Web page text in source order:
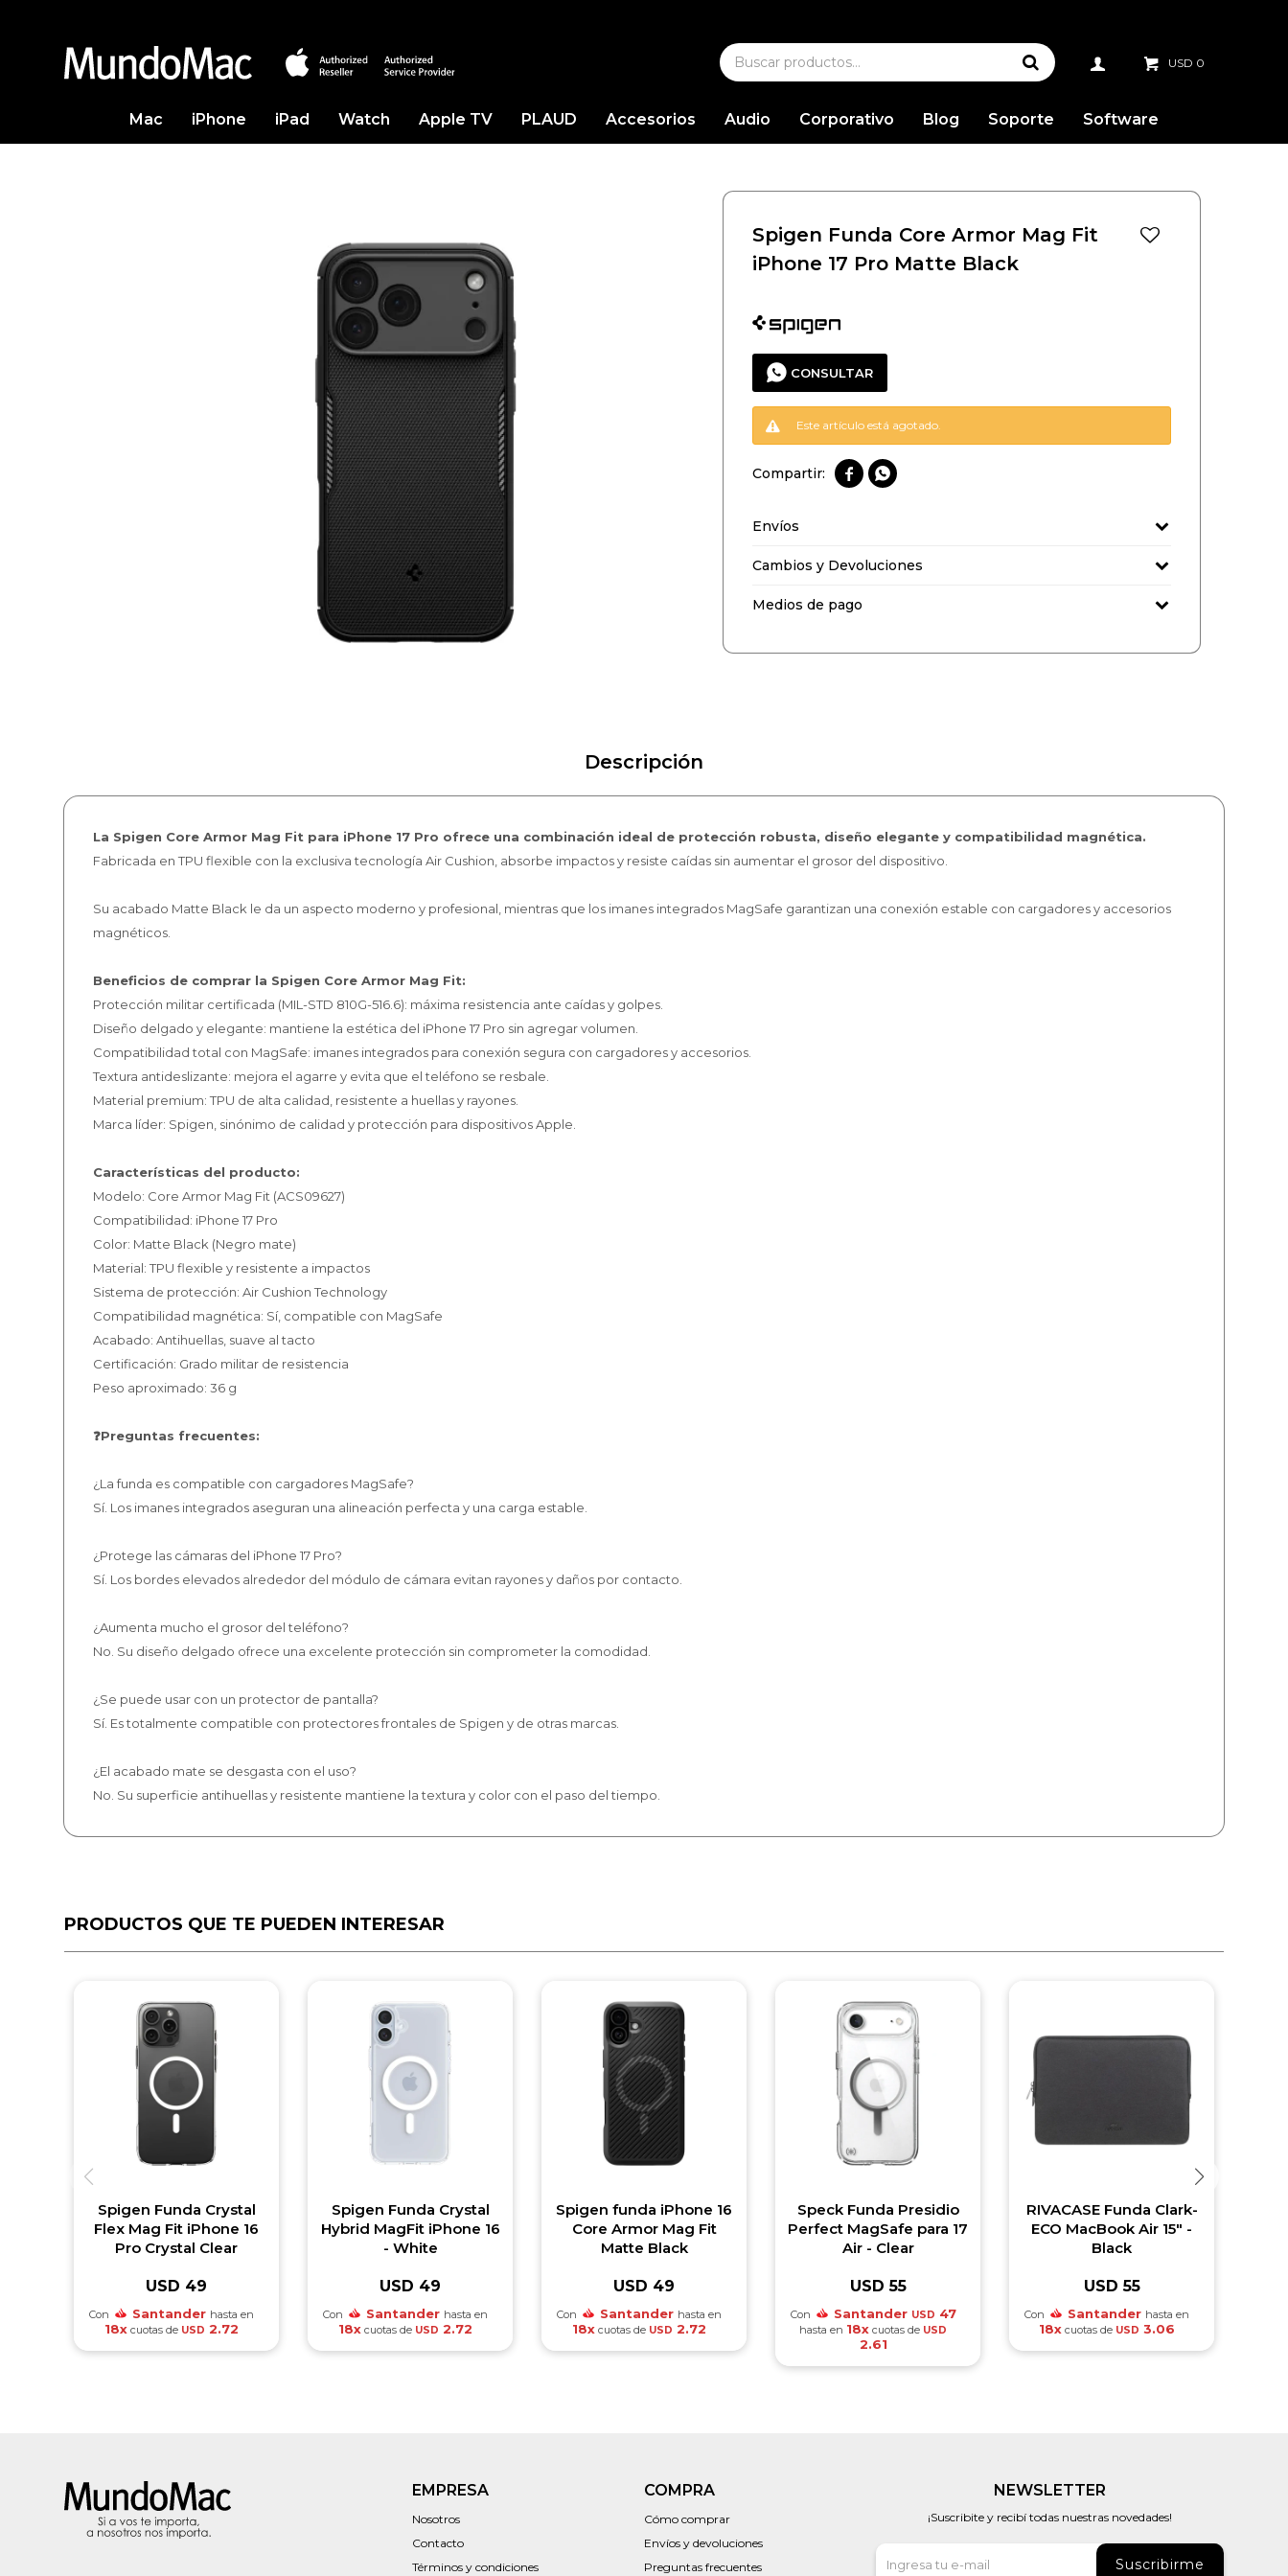
Mac iPhone iPad Watch Apple TV PLAUD Accesorios Audio Corporativo Blog Soporte Software
USD 0
Spigen Funda Core Armor Mag Fit
iPhone 17 Pro Matte Black
CONSULTAR
Este artículo está agotado.
 
Envíos
Cambios y Devoluciones
Medios de pago
Descripción
La Spigen Core Armor Mag Fit para iPhone 17 Pro ofrece una combinación ideal de protección robusta, diseño elegante y compatibilidad magnética.
Fabricada en TPU flexible con la exclusiva tecnología Air Cushion, absorbe impactos y resiste caídas sin aumentar el grosor del dispositivo.
Su acabado Matte Black le da un aspecto moderno y profesional, mientras que los imanes integrados MagSafe garantizan una conexión estable con cargadores y accesorios
magnéticos.
Beneficios de comprar la Spigen Core Armor Mag Fit:
Protección militar certificada (MIL-STD 810G-516.6): máxima resistencia ante caídas y golpes.
Diseño delgado y elegante: mantiene la estética del iPhone 17 Pro sin agregar volumen.
Compatibilidad total con MagSafe: imanes integrados para conexión segura con cargadores y accesorios.
Textura antideslizante: mejora el agarre y evita que el teléfono se resbale.
Material premium: TPU de alta calidad, resistente a huellas y rayones.
Marca líder: Spigen, sinónimo de calidad y protección para dispositivos Apple.
Características del producto:
Modelo: Core Armor Mag Fit (ACS09627)
Compatibilidad: iPhone 17 Pro
Color: Matte Black (Negro mate)
Material: TPU flexible y resistente a impactos
Sistema de protección: Air Cushion Technology
Compatibilidad magnética: Sí, compatible con MagSafe
Acabado: Antihuellas, suave al tacto
Certificación: Grado militar de resistencia
Peso aproximado: 36 g
❓Preguntas frecuentes:
¿La funda es compatible con cargadores MagSafe?
Sí. Los imanes integrados aseguran una alineación perfecta y una carga estable.
¿Protege las cámaras del iPhone 17 Pro?
Sí. Los bordes elevados alrededor del módulo de cámara evitan rayones y daños por contacto.
¿Aumenta mucho el grosor del teléfono?
No. Su diseño delgado ofrece una excelente protección sin comprometer la comodidad.
¿Se puede usar con un protector de pantalla?
Sí. Es totalmente compatible con protectores frontales de Spigen y de otras marcas.
¿El acabado mate se desgasta con el uso?
No. Su superficie antihuellas y resistente mantiene la textura y color con el paso del tiempo.
PRODUCTOS QUE TE PUEDEN INTERESAR
Spigen Funda Crystal
Flex Mag Fit iPhone 16
Pro Crystal Clear
USD 49
Con Santander hasta en
18x cuotas de USD 2.72
Spigen Funda Crystal
Hybrid MagFit iPhone 16
- White
USD 49
Con Santander hasta en
18x cuotas de USD 2.72
Spigen funda iPhone 16
Core Armor Mag Fit
Matte Black
USD 49
Con Santander hasta en
18x cuotas de USD 2.72
Speck Funda Presidio
Perfect MagSafe para 17
Air - Clear
USD 55
Con Santander USD 47
hasta en 18x cuotas de USD
2.61
RIVACASE Funda Clark-
ECO MacBook Air 15" -
Black
USD 55
Con Santander hasta en
18x cuotas de USD 3.06
EMPRESA
Nosotros
Contacto
Términos y condiciones
COMPRA
Cómo comprar
Envíos y devoluciones
Preguntas frecuentes
NEWSLETTER
¡Suscribite y recibí todas nuestras novedades!
Suscribirme